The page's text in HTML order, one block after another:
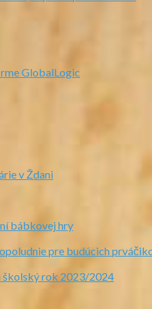
GlobalLogic
v Ždani
bábkovej hry
pre budúcich
školský rok 2023/2024